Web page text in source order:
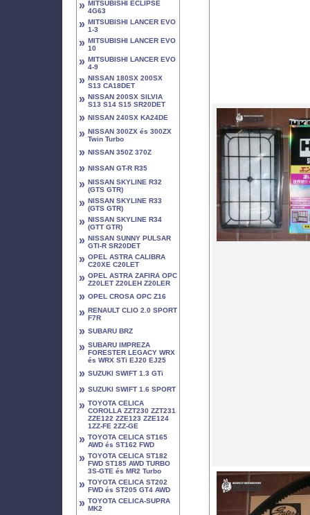
» MITSUBISHI ECLIPSE
4G63
» MITSUBISHI LANCER EVO
1-3
» MITSUBISHI LANCER EVO
10
» MITSUBISHI LANCER EVO
4-9
» NISSAN 180SX 200SX
S13 CA18DET
» NISSAN 200SX SILVIA
S13 S14 S15 SR20DET
» NISSAN 240SX KA24DE
» NISSAN 300ZX és 300ZX
Twin Turbo
» NISSAN 350Z 370Z
» NISSAN GT-R R35
» NISSAN SKYLINE R32
(GTS GTR)
» NISSAN SKYLINE R33
(GTS GTR)
» NISSAN SKYLINE R34
(GTT GTR)
» NISSAN SUNNY PULSAR
GTI-R SR20DET
» OPEL ASTRA CALIBRA
C20XE C20LET
» OPEL ASTRA ZAFIRA OPC
Z20LET Z20LEH Z20LER
» OPEL CROSA OPC Z16
» RENAULT CLIO 2.0 SPORT
F7R
» SUBARU BRZ
» SUBARU IMPREZA
FORESTER LEGACY WRX
és WRX STi EJ20 EJ25
» SUZUKI SWIFT 1.3 GTi
» SUZUKI SWIFT 1.6 SPORT
» TOYOTA CELICA
COROLLA ZZT230 ZZT231
ZZE122 ZZE123 ZZE124
1ZZ-FE 2ZZ-GE
» TOYOTA CELICA ST165
AWD és ST162 FWD
» TOYOTA CELICA ST182
FWD ST185 AWD TURBO
3S-GTE és MR2 Turbo
» TOYOTA CELICA ST202
FWD és ST205 GT4 AWD
» TOYOTA CELICA-SUPRA
MK2